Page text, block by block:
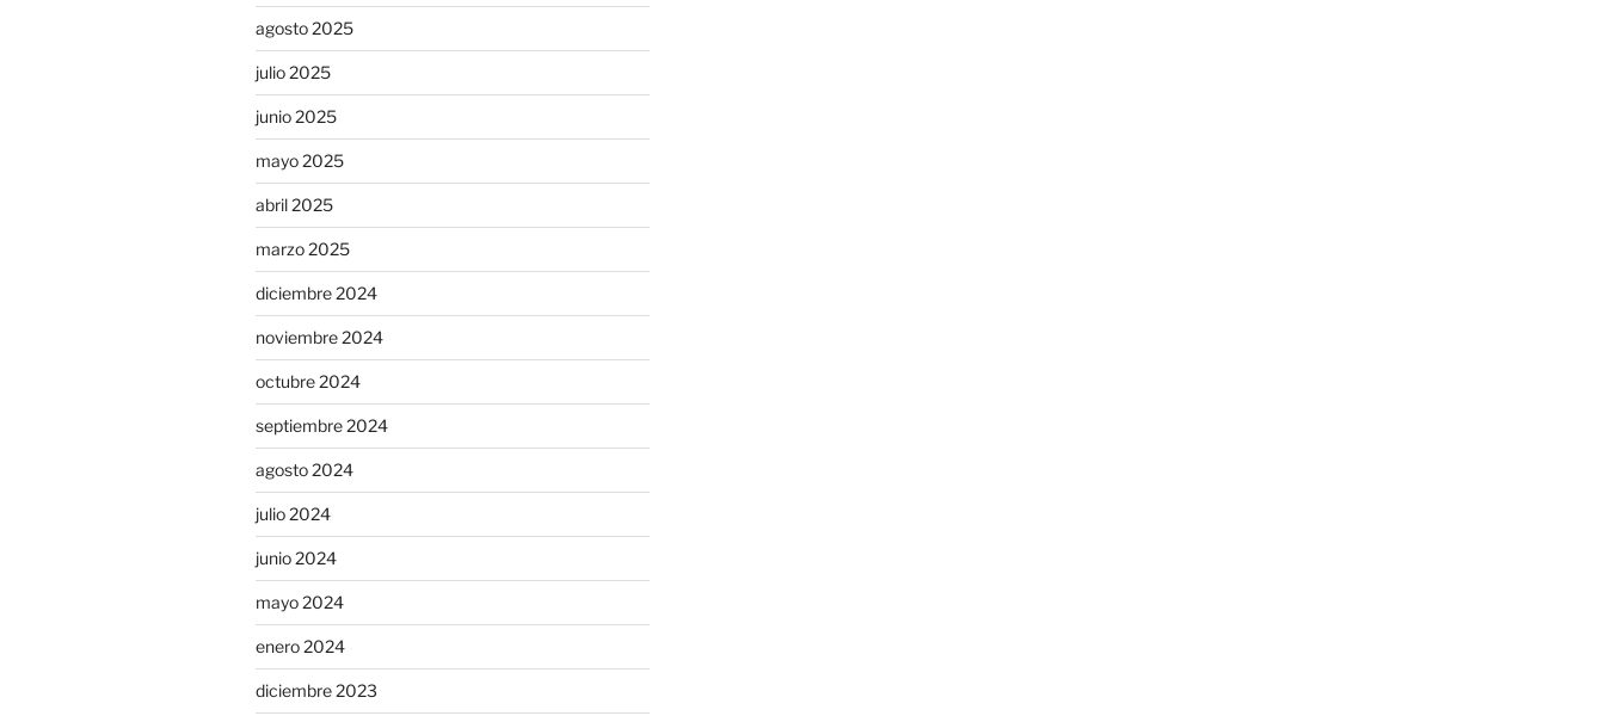
agosto 2025
julio 2025
junio 2025
mayo 2025
abril 2025
marzo 2025
diciembre 2024
noviembre 2024
octubre 2024
septiembre 2024
agosto 2024
julio 2024
junio 2024
mayo 2024
enero 2024
diciembre 2023